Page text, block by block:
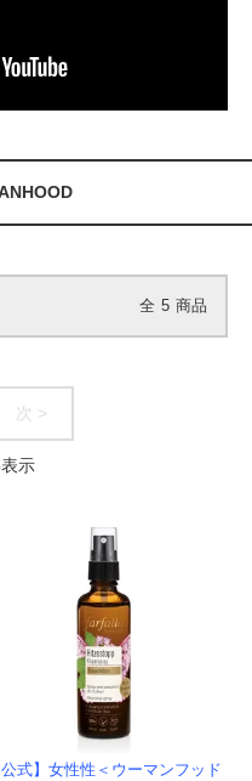
全 5 商品
次 >
表示
公式】女性性＜ウーマンフッド